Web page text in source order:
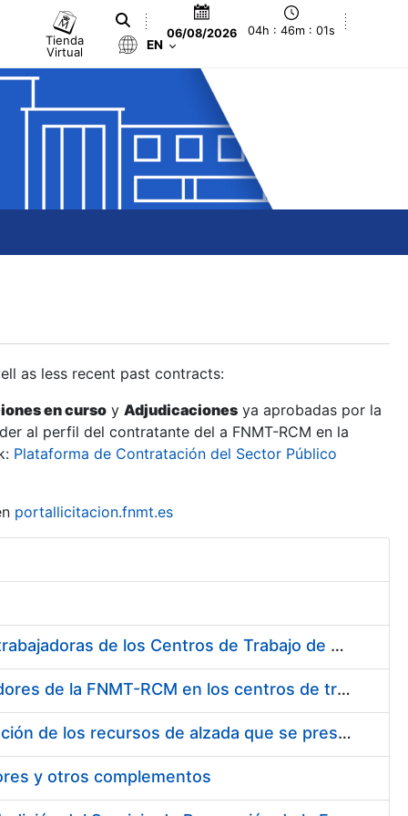
Tienda
Virtual
06/08/2026 04h : 46m : 02s
EN
as less recent past contracts:
en curso y Adjudicaciones ya aprobadas por la
al perfil del contratante del a FNMT-RCM en la
Plataforma de Contratación del Sector Público
portallicitacion.fnmt.es
Suministro de Protectores Auditivos a medida para las personas trabajadoras de los Centros de Trabajo de Madrid y Burgos
Suministro de gafas graduadas antiproyecciones para los trabajadores de la FNMT-RCM en los centros de trabajo de Madrid y Burgos
Servicios de una empresa externa para el asesoramiento y resolución de los recursos de alzada que se presentan relacionados con procesos de selección para la FNMT-RCM
y otros complementos